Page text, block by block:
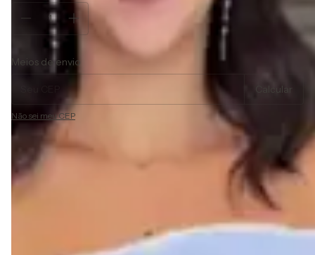
Entregas para o CEP:
Meios de envio
Calcular
Não sei meu CEP
Descrição
Vestido de noiva midi em zibeline, tomara que caia com
detalhe no busto, drapeado lateral e fenda transpassada.
O modelo permite diversas composições, podendo ser